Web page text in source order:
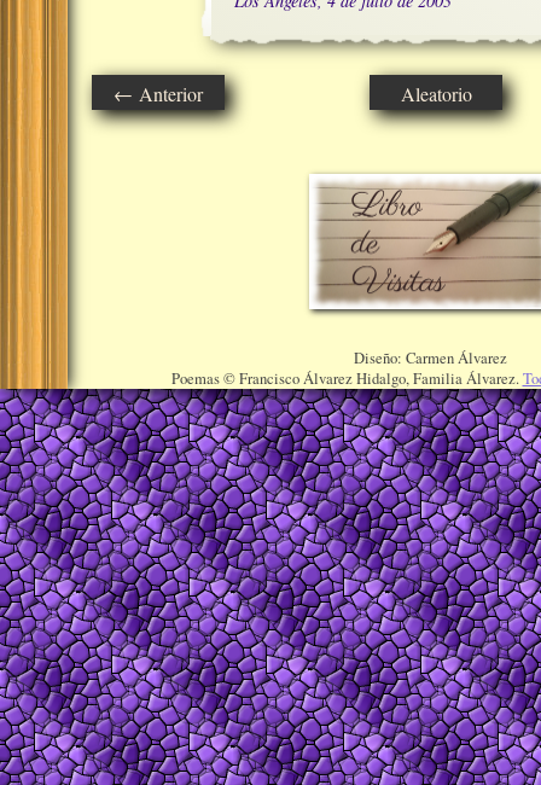
← Anterior Aleatorio
Diseño: Carmen Álvarez
Poemas © Francisco Álvarez Hidalgo, Familia Álvarez.